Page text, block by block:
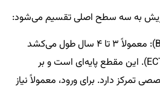
به سه سطح اصلی تقسیم می‌شود:
کارشناسی (Bachelor): معمولاً ۳ تا ۴ سال طول می‌کشد
(۱۸۰ تا ۲۴۰ واحد ECTS). این مقطع پایه‌ای است و بر
تمرکز دارد. برای ورود، معمولاً نیاز